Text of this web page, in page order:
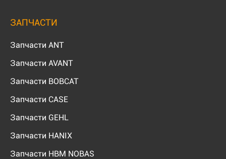
ЗАПЧАСТИ
Запчасти ANT
Запчасти AVANT
Запчасти BOBCAT
Запчасти CASE
Запчасти GEHL
Запчасти HANIX
Запчасти HBM NOBAS